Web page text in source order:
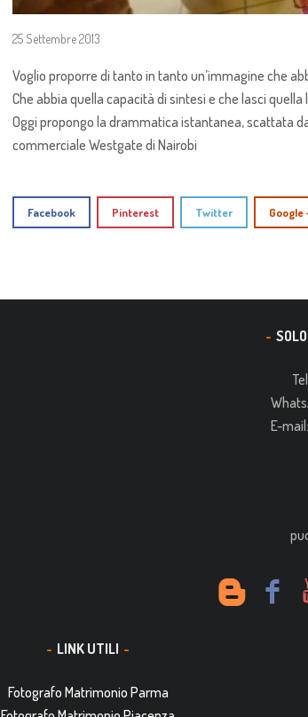
25 Settembre 2013
Voglio proporre di tanto in tanto un’immagine che
Che abbia quella capacità di sintesi e che lasci
Oggi propongo la drammatica istantanea, scattata
commerciale Westgate di Nairobi
Facebook Pinterest Twitter Google
E-mail:
LINK UTILI
Fotografo Matrimonio Parma